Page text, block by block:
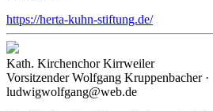
https://herta-kuhn-stiftung.de/
Kath. Kirchenchor Kirrweiler
Vorsitzender Wolfgang Kruppenbacher ·
ludwigwolfgang@web.de